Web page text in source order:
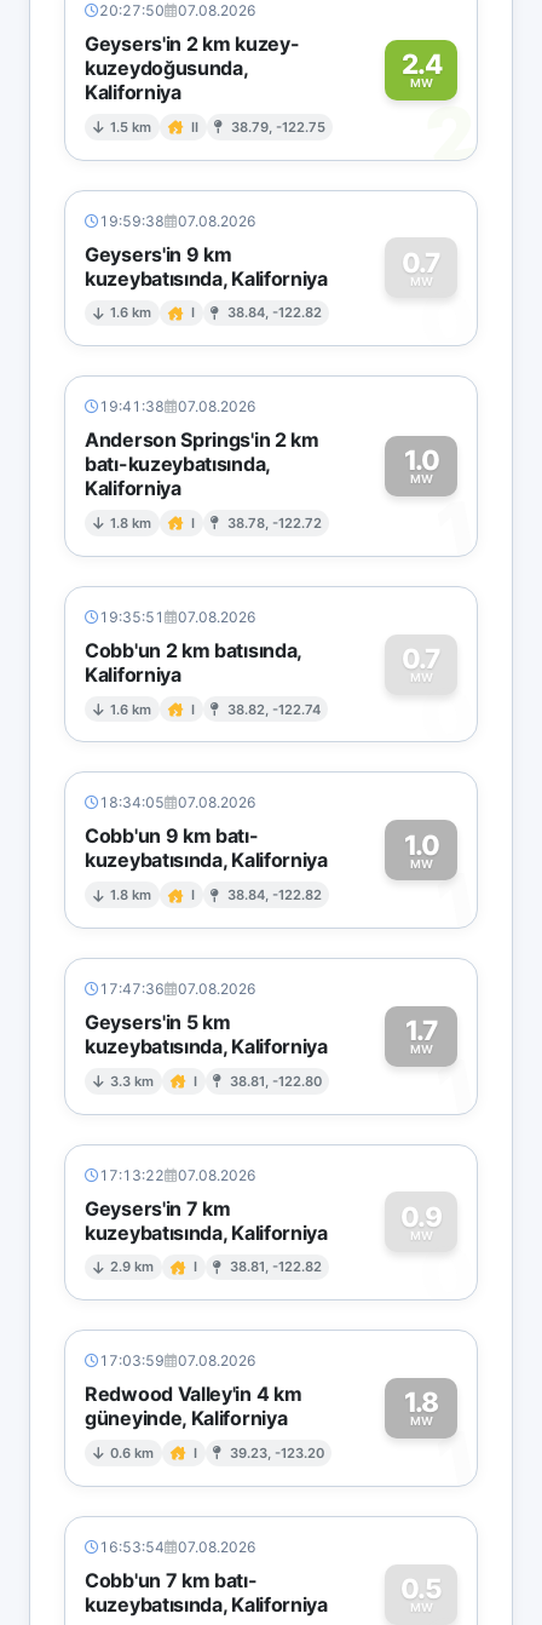
20:27:50 07.08.2026
Geysers'in 2 km kuzey-
kuzeydoğusunda,
Kaliforniya
1.5 km II 38.79, -122.75
2.4
MW
2
19:59:38 07.08.2026
Geysers'in 9 km
kuzeybatısında, Kaliforniya
1.6 km I 38.84, -122.82
0.7
MW
0
19:41:38 07.08.2026
Anderson Springs'in 2 km
batı-kuzeybatısında,
Kaliforniya
1.8 km I 38.78, -122.72
1.0
MW
1
19:35:51 07.08.2026
Cobb'un 2 km batısında,
Kaliforniya
1.6 km I 38.82, -122.74
0.7
MW
0
18:34:05 07.08.2026
Cobb'un 9 km batı-
kuzeybatısında, Kaliforniya
1.8 km I 38.84, -122.82
1.0
MW1
17:47:36 07.08.2026
Geysers'in 5 km
kuzeybatısında, Kaliforniya
3.3 km I 38.81, -122.80
1.7
MW1
17:13:22 07.08.2026
Geysers'in 7 km
kuzeybatısında, Kaliforniya
2.9 km I 38.81, -122.82
0.9
MW
0
17:03:59 07.08.2026
Redwood Valley'in 4 km
güneyinde, Kaliforniya
0.6 km I 39.23, -123.20
1.8
MW1
16:53:54 07.08.2026
Cobb'un 7 km batı-
kuzeybatısında, Kaliforniya
0.5
MW